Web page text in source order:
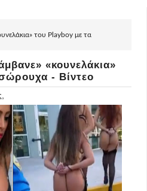
του Playboy με τα
«κουνελάκια»
- Βίντεο